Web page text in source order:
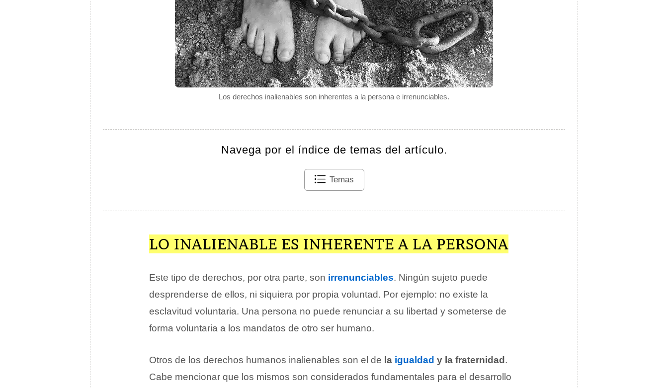
Los derechos inalienables son inherentes a la persona e irrenunciables.
Navega por el índice de temas del artículo.
Temas
LO INALIENABLE ES INHERENTE A LA PERSONA
Este tipo de derechos, por otra parte, son irrenunciables. Ningún sujeto puede
desprenderse de ellos, ni siquiera por propia voluntad. Por ejemplo: no existe la
esclavitud voluntaria. Una persona no puede renunciar a su libertad y someterse de
forma voluntaria a los mandatos de otro ser humano.
Otros de los derechos humanos inalienables son el de la igualdad y la fraternidad .
Cabe mencionar que los mismos son considerados fundamentales para el desarrollo